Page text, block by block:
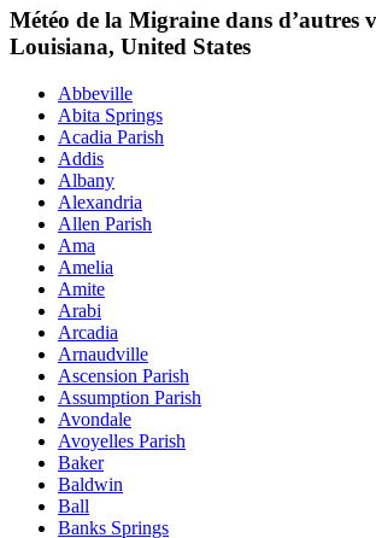
Météo de la Migraine dans d’autres
Louisiana, United States
Abbeville
Abita Springs
Acadia Parish
Addis
Albany
Alexandria
Allen Parish
Ama
Amelia
Amite
Arabi
Arcadia
Arnaudville
Ascension Parish
Assumption Parish
Avondale
Avoyelles Parish
Baker
Baldwin
Ball
Banks Springs